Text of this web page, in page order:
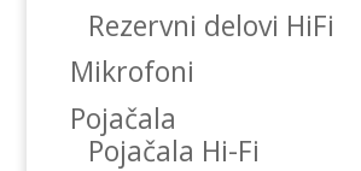
Rezervni delovi HiFi
Mikrofoni
Pojačala
Pojačala Hi-Fi